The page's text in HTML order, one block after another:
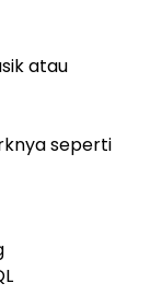
atau
seperti